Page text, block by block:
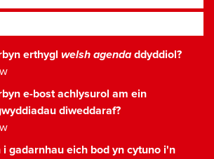
erthygl welsh agendaddyddiol?
e-bost achlysurol am ein
diweddaraf?
gadarnhau eich bod yn cytuno i'n